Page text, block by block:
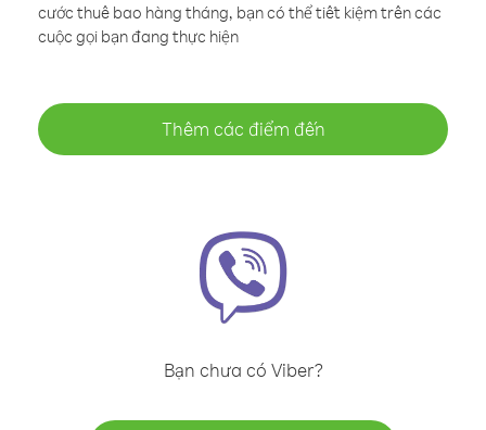
cước thuê bao hàng tháng, bạn có thể tiết kiệm trên các
cuộc gọi bạn đang thực hiện
Thêm các điểm đến
Bạn chưa có Viber?